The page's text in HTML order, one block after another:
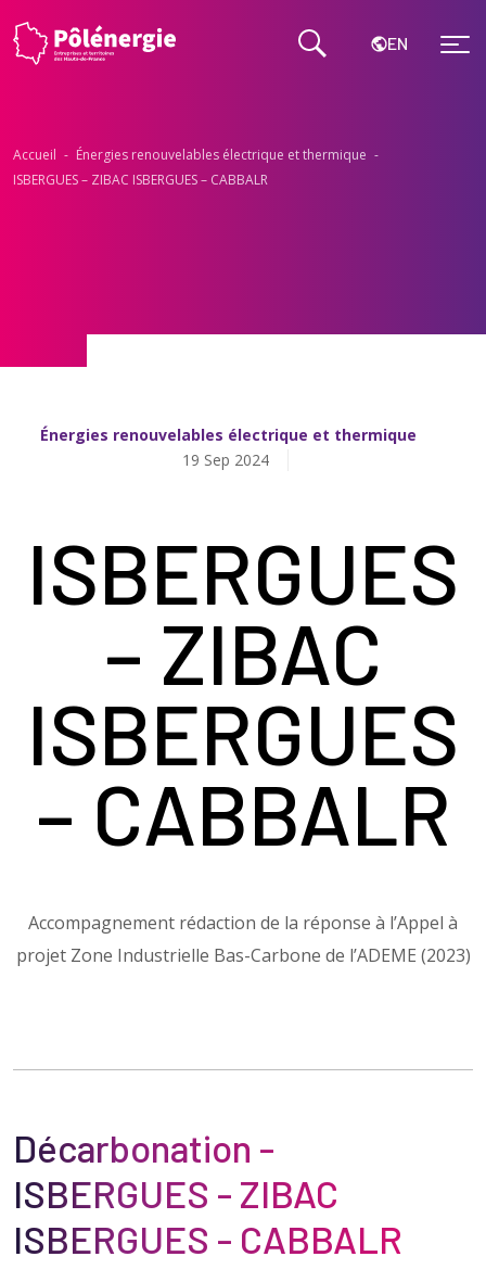
EN
Accueil - Énergies renouvelables électrique et thermique​ -
ISBERGUES – ZIBAC ISBERGUES – CABBALR​
Énergies renouvelables électrique et thermique​
19 Sep 2024
ISBERGUES
– ZIBAC
ISBERGUES
– CABBALR​
Accompagnement rédaction de la réponse à l’Appel à
projet Zone Industrielle Bas-Carbone de l’ADEME (2023)​
Décarbonation​ -
ISBERGUES - ZIBAC
ISBERGUES - CABBALR​